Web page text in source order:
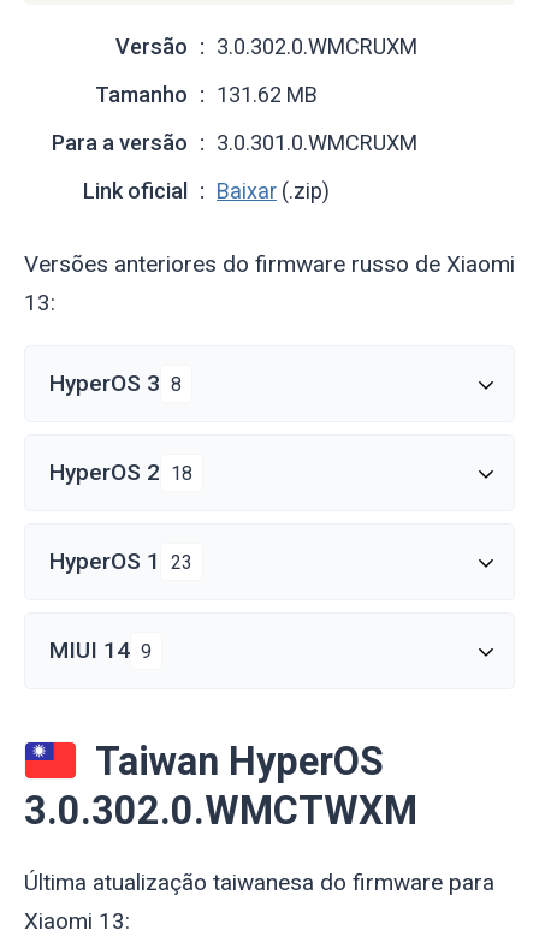
Versão
3.0.302.0.WMCRUXM
Tamanho
131.62 MB
Para a versão
3.0.301.0.WMCRUXM
Link oficial
Baixar (.zip)
Versões anteriores do firmware russo de Xiaomi
13:
HyperOS 3 8
HyperOS 2 18
HyperOS 1 23
MIUI 14 9
Taiwan HyperOS
3.0.302.0.WMCTWXM
Última atualização taiwanesa do firmware para
Xiaomi 13: